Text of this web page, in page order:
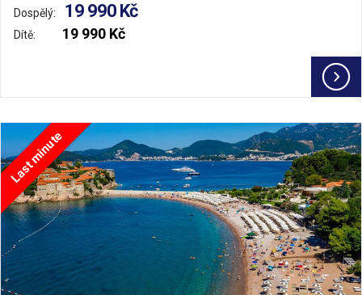
Dospělý: 19 990 Kč
Dítě: 19 990 Kč
Last minute